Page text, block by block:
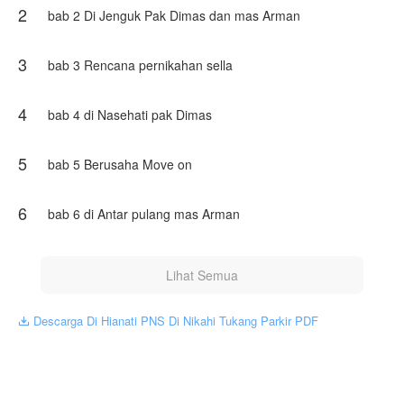
2 bab 2 Di Jenguk Pak Dimas dan mas Arman
3 bab 3 Rencana pernikahan sella
4 bab 4 di Nasehati pak Dimas
5 bab 5 Berusaha Move on
6 bab 6 di Antar pulang mas Arman
Lihat Semua
 Descarga Di Hianati PNS Di Nikahi Tukang Parkir PDF